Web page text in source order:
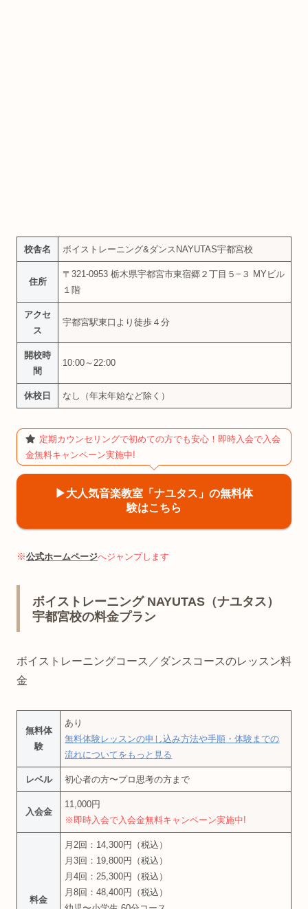
校舎名 ボイストレーニング&ダンスNAYUTAS宇都宮校
住所
〒321-0953 栃木県宇都宮市東宿郷２丁目５−３ MYビル
１階
アクセ
ス
宇都宮駅東口より徒歩４分
開校時
間
10:00～22:00
休校日 なし（年末年始など除く）
定期カウンセリングで初めての方でも安心！即時入会で入会
金無料キャンペーン実施中!
▶︎大人気音楽教室「ナユタス」の無料体
験はこちら
※公式ホームページへジャンプします
ボイストレーニング NAYUTAS（ナユタス）
宇都宮校の料金プラン
ボイストレーニングコース／ダンスコースのレッスン料
金
無料体
験
あり
無料体験レッスンの申し込み方法や手順・体験までの
流れについてをもっと見る
レベル 初心者の方〜プロ思考の方まで
入会金
11,000円
※即時入会で入会金無料キャンペーン実施中!
料金
月2回：14,300円（税込）
月3回：19,800円（税込）
月4回：25,300円（税込）
月8回：48,400円（税込）